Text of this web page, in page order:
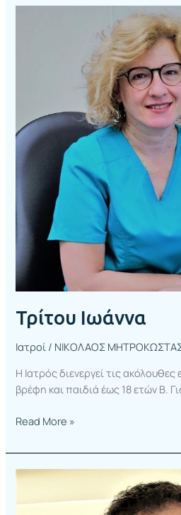
Τρίτου Ιωάννα
Ιατροί / ΝΙΚΟΛΑΟΣ
Η Ιατρός διενεργεί τις ακόλουθες
βρέφη και παιδιά έως 18 ετών B.
Read More »
Σταυρακάκης